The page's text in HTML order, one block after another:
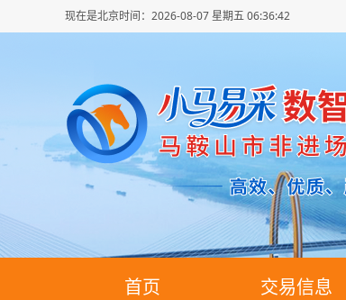
现在是北京时间： 2026-08-07 星期五 06:36:42
首页 交易信息